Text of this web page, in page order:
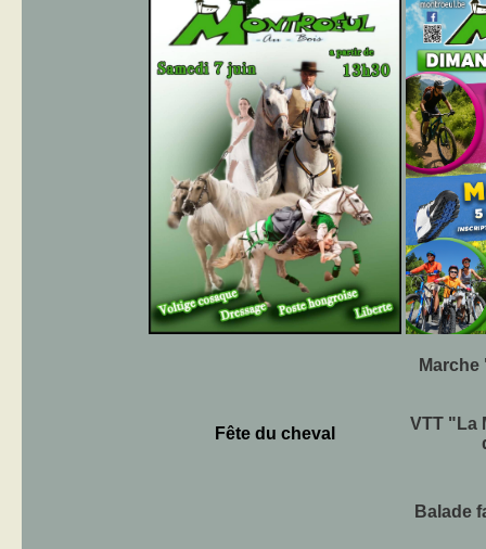
Fête du cheval
VTT "La
Balade